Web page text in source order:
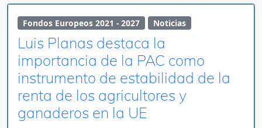
Fondos Europeos 2021 - 2027 Noticias
Luis Planas destaca la
importancia de la PAC como
instrumento de estabilidad de la
renta de los agricultores y
ganaderos en la UE